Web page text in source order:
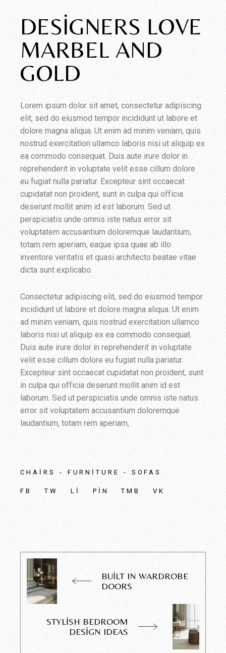
DESIGNERS LOVE
MARBEL AND
GOLD
Lorem ipsum dolor sit amet, consectetur adipiscing
elit, sed do eiusmod tempor incididunt ut labore et
dolore magna aliqua. Ut enim ad minim veniam, quis
nostrud exercitation ullamco laboris nisi ut aliquip ex
ea commodo consequat. Duis aute irure dolor in
reprehenderit in voluptate velit esse cillum dolore
eu fugiat nulla pariatur. Excepteur sint occaecat
cupidatat non proident, sunt in culpa qui officia
deserunt mollit anim id est laborum. Sed ut
perspiciatis unde omnis iste natus error sit
voluptatem accusantium doloremque laudantium,
totam rem aperiam, eaque ipsa quae ab illo
inventore veritatis et quasi architecto beatae vitae
dicta sunt explicabo.
Consectetur adipiscing elit, sed do eiusmod tempor
incididunt ut labore et dolore magna aliqua. Ut enim
ad minim veniam, quis nostrud exercitation ullamco
laboris nisi ut aliquip ex ea commodo consequat.
Duis aute irure dolor in reprehenderit in voluptate
velit esse cillum dolore eu fugiat nulla pariatur.
Excepteur sint occaecat cupidatat non proident, sunt
in culpa qui officia deserunt mollit anim id est
laborum. Sed ut perspiciatis unde omnis iste natus
error sit voluptatem accusantium doloremque
laudantium, totam rem aperiam,
CHAIRS FURNITURE SOFAS
FB TW LI PIN TMB VK
BUILT IN WARDROBE
DOORS
STYLISH BEDROOM
DESIGN IDEAS